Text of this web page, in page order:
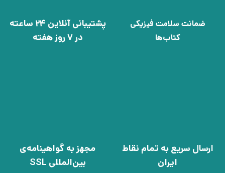
ضمانت سلامت فیزیکی
کتاب‌ها
پشتیبانی آنلاین 24 ساعته
در 7 روز هفته
ارسال سریع به تمام نقاط
ایران
مجهز به گواهینامه‌ی
بین‌المللی SSL